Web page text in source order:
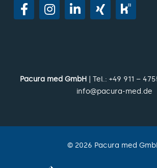
Pacura med GmbH | Tel.: +49 911 –
info@pacura-med.de
© 2026 Pacura med